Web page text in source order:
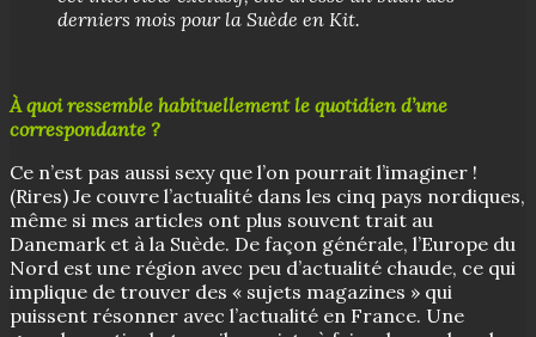
derniers mois pour la Suède en Kit.
À quoi ressemble habituellement le quotidien d’une
correspondante ?
Ce n’est pas aussi sexy que l’on pourrait l’imaginer !
(Rires) Je couvre l’actualité dans les cinq pays nordiques,
même si mes articles ont plus souvent trait au
Danemark et à la Suède. De façon générale, l’Europe du
Nord est une région avec peu d’actualité chaude, ce qui
implique de trouver des « sujets magazines » qui
puissent résonner avec l’actualité en France. Une